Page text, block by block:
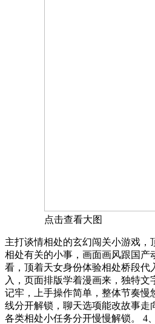
点击查看大图
主打谈情相处的玄幻闯关小游戏，
相处有关的小事，画面画风跟国产
看，顶着天女身份体验相处桥段代
入，页面排版学着漫画来，独特文
记牢，上手操作简单，整体节奏慢
线分开解锁，聊天选项能改故事走
各类相